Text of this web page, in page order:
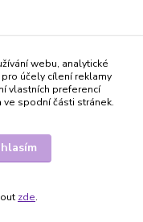
webu, analytické
účely cílení reklamy
vlastních preferencí
spodní části stránek.
zde.